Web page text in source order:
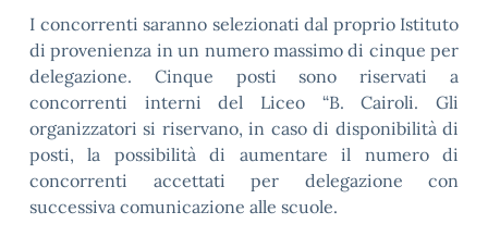
I concorrenti saranno selezionati dal proprio Istituto
di provenienza in un numero massimo di cinque per
delegazione. Cinque posti sono riservati a
concorrenti interni del Liceo “B. Cairoli. Gli
organizzatori si riservano, in caso di disponibilità di
posti, la possibilità di aumentare il numero di
concorrenti accettati per delegazione con
successiva comunicazione alle scuole.